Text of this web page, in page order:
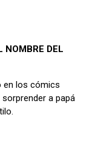
NOMBRE DEL
en los cómics
a papá